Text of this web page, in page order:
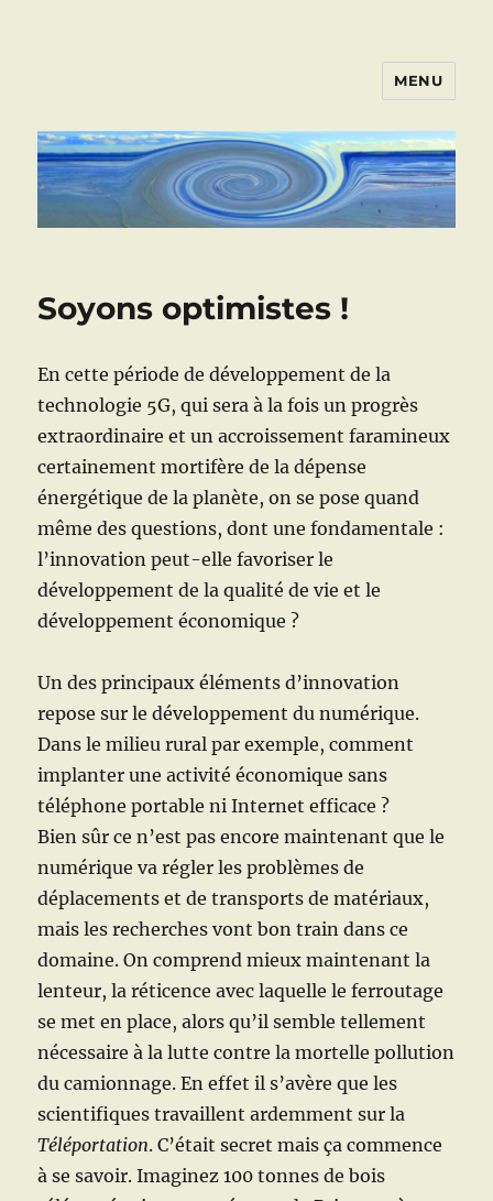
MENU
Soyons optimistes !
En cette période de développement de la
technologie 5G, qui sera à la fois un progrès
extraordinaire et un accroissement faramineux
certainement mortifère de la dépense
énergétique de la planète, on se pose quand
même des questions, dont une fondamentale :
l’innovation peut-elle favoriser le
développement de la qualité de vie et le
développement économique ?
Un des principaux éléments d’innovation
repose sur le développement du numérique.
Dans le milieu rural par exemple, comment
implanter une activité économique sans
téléphone portable ni Internet efficace ?
Bien sûr ce n’est pas encore maintenant que le
numérique va régler les problèmes de
déplacements et de transports de matériaux,
mais les recherches vont bon train dans ce
domaine. On comprend mieux maintenant la
lenteur, la réticence avec laquelle le ferroutage
se met en place, alors qu’il semble tellement
nécessaire à la lutte contre la mortelle pollution
du camionnage. En effet il s’avère que les
scientifiques travaillent ardemment sur la
Téléportation. C’était secret mais ça commence
à se savoir. Imaginez 100 tonnes de bois